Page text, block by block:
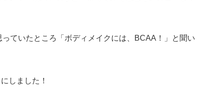
ていたところ「ボディメイクには、BCAA！」と聞い
しました！